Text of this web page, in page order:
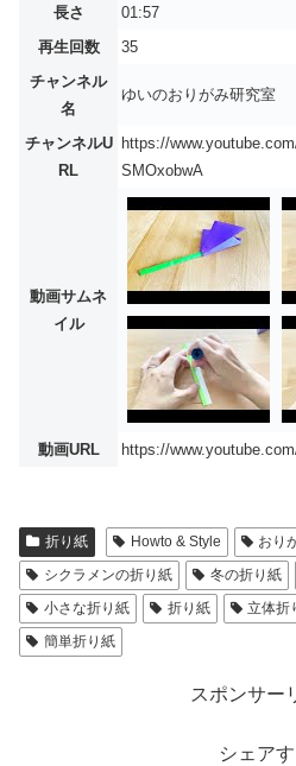
長さ
01:57
再生回数
35
チャンネル
名
ゆいのおりがみ研究室
チャンネルU
RL
https://
SMOxobwA
動画サムネ
イル
動画URL https://
折り紙 Howto & Style おり
シクラメンの折り紙
冬の折り紙
小さな折り紙
折り紙 立体折
簡単折り紙
スポンサー
シェア